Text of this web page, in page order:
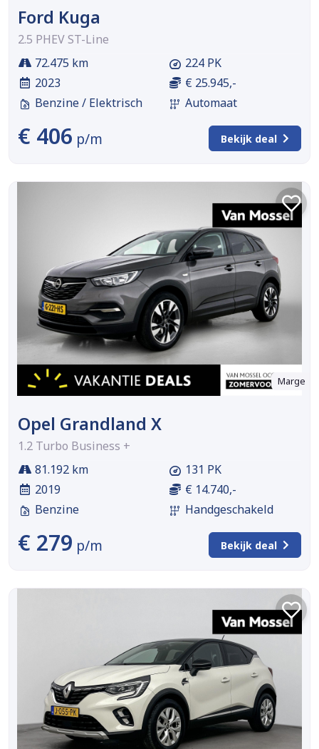
Ford Kuga
2.5 PHEV ST-Line
72.475 km
2023
Benzine / Elektrisch
224 PK
€ 25.945,-
Automaat
€ 406 p/m Bekijk deal
Marge
Opel Grandland X
1.2 Turbo Business +
81.192 km
2019
Benzine
131 PK
€ 14.740,-
Handgeschakeld
€ 279 p/m Bekijk deal